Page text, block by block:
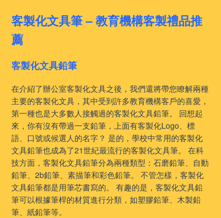
客製化文具筆 – 教育機構客製禮品推
薦
客製化文具鉛筆
在介紹了辦公室客製化文具之後，我們還將帶您瞭解兩種
主要的客製化文具，其中受到許多教育機構客戶的喜愛，
第一種也是大多數人接觸過的客製化文具鉛筆。 回想起
來，你有沒有帶過一支鉛筆，上面有客製化Logo、標
語、口號或候選人的名字？ 是的，學校中常用的客製化
文具鉛筆也成為了21世紀最流行的客製化文具筆。 在科
技方面，客製化文具鉛筆分為兩種類型：石磨鉛筆、自動
鉛筆、2b鉛筆、素描筆和彩色鉛筆。 不管怎樣，客製化
文具鉛筆都是用筆芯書寫的。 有趣的是，客製化文具鉛
筆可以根據筆桿的材質進行分類，如塑膠鉛筆、木製鉛
筆、紙鉛筆等。